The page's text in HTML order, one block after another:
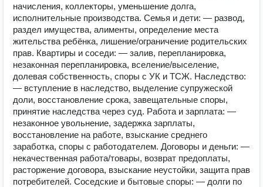
начисления, коллекторы, уменьшение долга,
исполнительные производства. Семья и дети: — развод,
раздел имущества, алименты, определение места
жительства ребёнка, лишение/ограничение родительских
прав. Квартиры и соседи: — залив, перепланировка,
незаконная перепланировка, вселение/выселение,
долевая собственность, споры с УК и ТСЖ. Наследство:
— вступление в наследство, выделение супружеской
доли, восстановление срока, завещательные споры,
принятие наследства через суд. Работа и зарплата: —
незаконное увольнение, задержка зарплаты,
восстановление на работе, взыскание среднего
заработка, споры с работодателем. Договоры и деньги: —
некачественная работа/товары, возврат предоплаты,
расторжение договора, взыскание неустойки, защита прав
потребителей. Соседские и бытовые споры: — долги по